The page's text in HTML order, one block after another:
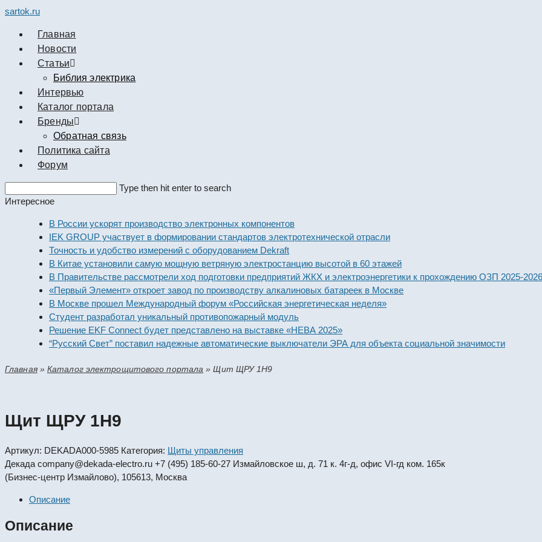
sartok.ru
Главная
Новости
Cтатьи
Библия электрика
Интервью
Каталог портала
Бренды
Обратная связь
Политика сайта
Форум
this
Type then hit enter to search
Интересное
В России ускорят производство электронных компонентов
IEK GROUP участвует в формировании стандартов электротехнической отрасли
Точность и удобство измерений с оборудованием Dekraft
В Китае установили самую мощную ветряную электростанцию высотой в 60 этажей
В Правительстве рассмотрели ход подготовки предприятий ЖКХ и электроэнергетики к прохождению ОЗП 2025-2026
«Первый Элемент» откроет завод по производству алкалиновых батареек в Москве
В Москве прошел Международный форум «Российская энергетическая неделя»
Студент разработал уникальный противопожарный модуль
Решение EKF Connect будет представлено на выставке «НЕВА 2025»
“Русский Свет” поставил надежные автоматические выключатели ЭРА для объекта социальной значимости
Главная»Каталог электрощитового портала »Щит ЩРУ 1Н9
Щит ЩРУ 1Н9
Артикул: DEKADA000-5985 Категория: Щиты управления
Декада company@dekada-electro.ru +7 (495) 185-60-27 Измайловское ш, д. 71 к. 4г-д, офис VI-гд ком. 165к
(Бизнес-центр Измайлово), 105613, Москва
Описание
Описание